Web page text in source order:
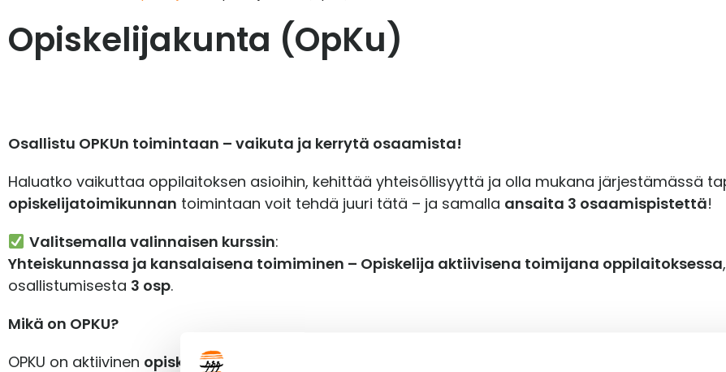
Opiskelijakunta (OpKu)
Osallistu OPKUn toimintaan – vaikuta ja kerrytä osaamista!
Haluatko vaikuttaa oppilaitoksen asioihin, kehittää yhteisöllisyyttä ja olla mukana järjestämässä
opiskelijatoimikunnan toimintaan voit tehdä juuri tätä – ja samalla ansaita 3 osaamispistettä!
Valitsemalla valinnaisen kurssin:
Yhteiskunnassa ja kansalaisena toimiminen – Opiskelija aktiivisena toimijana oppilaitoksessa
osallistumisesta 3 osp.
Mikä on OPKU?
OPKU on aktiivinen opiskelijatoimikunta